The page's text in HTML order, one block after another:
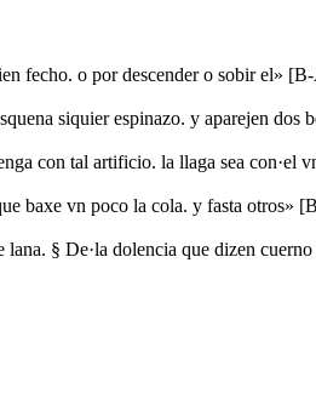
fecho. o por descender o sobir el»
siquier espinazo. y aparejen
con tal artificio. la llaga sea
baxe vn poco la cola. y fasta otros»
lana. § De·la dolencia que dizen